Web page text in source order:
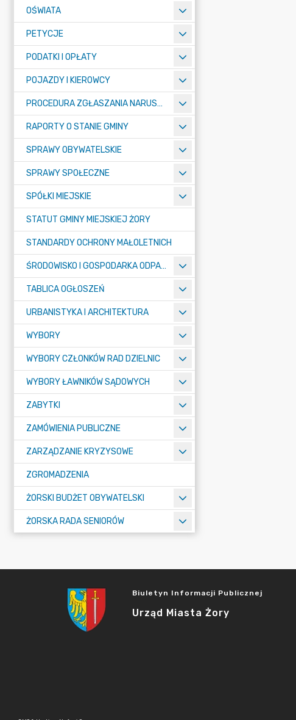
OŚWIATA
PETYCJE
PODATKI I OPŁATY
POJAZDY I KIEROWCY
PROCEDURA ZGŁASZANIA NARUSZEŃ PRAWA
RAPORTY O STANIE GMINY
SPRAWY OBYWATELSKIE
SPRAWY SPOŁECZNE
SPÓŁKI MIEJSKIE
STATUT GMINY MIEJSKIEJ ŻORY
STANDARDY OCHRONY MAŁOLETNICH
ŚRODOWISKO I GOSPODARKA ODPADAMI
TABLICA OGŁOSZEŃ
URBANISTYKA I ARCHITEKTURA
WYBORY
WYBORY CZŁONKÓW RAD DZIELNIC
WYBORY ŁAWNIKÓW SĄDOWYCH
ZABYTKI
ZAMÓWIENIA PUBLICZNE
ZARZĄDZANIE KRYZYSOWE
ZGROMADZENIA
ŻORSKI BUDŻET OBYWATELSKI
ŻORSKA RADA SENIORÓW
Biuletyn Informacji Publicznej
Urząd Miasta Żory